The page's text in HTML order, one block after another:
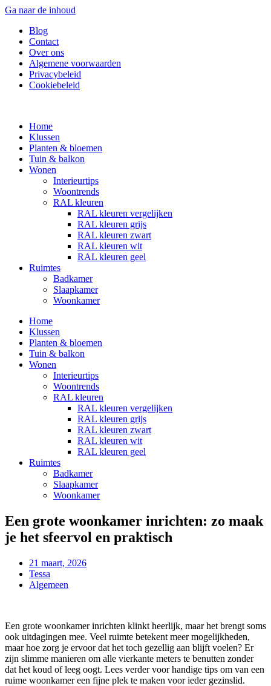
Ga naar de inhoud
Blog
Contact
Over ons
Algemene voorwaarden
Privacybeleid
Cookiebeleid
Home
Klussen
Planten & bloemen
Tuin & balkon
Wonen
Interieurtips
Woontrends
RAL kleuren
RAL kleuren vergelijken
RAL kleuren grijs
RAL kleuren zwart
RAL kleuren wit
RAL kleuren geel
Ruimtes
Badkamer
Slaapkamer
Woonkamer
Home
Klussen
Planten & bloemen
Tuin & balkon
Wonen
Interieurtips
Woontrends
RAL kleuren
RAL kleuren vergelijken
RAL kleuren grijs
RAL kleuren zwart
RAL kleuren wit
RAL kleuren geel
Ruimtes
Badkamer
Slaapkamer
Woonkamer
Een grote woonkamer inrichten: zo maak
je het sfeervol en praktisch
21 maart, 2026
Tessa
Algemeen
Een grote woonkamer inrichten klinkt heerlijk, maar het brengt soms
ook uitdagingen mee. Veel ruimte betekent meer mogelijkheden,
maar hoe zorg je ervoor dat het toch gezellig aan blijft voelen? Er
zijn slimme manieren om alle vierkante meters te benutten zonder
dat het koud of leeg oogt. Lees verder voor handige tips om van een
ruime woonkamer een fijne plek te maken voor ieder gezinslid.